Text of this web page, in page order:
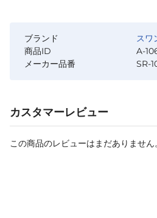
ブランド
スワ
商品ID
A-
メーカー品番
SR-
カスタマーレビュー
この商品のレビューはまだありません。